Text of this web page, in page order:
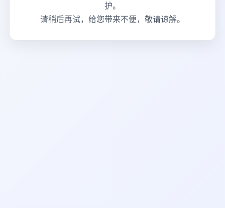
护。
请稍后再试，给您带来不便，敬请谅解。